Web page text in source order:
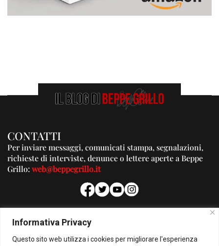
Informativa Privacy
Questo sito web utilizza i cookies per migliorare l'esperienza
CONTATTI
Per inviare messaggi, comunicati stampa, segnalazioni,
richieste di interviste, denunce o lettere aperte a Beppe
Grillo:web@beppegrillo.it
PUBBLICITA'
Per la tua pubblicità su questo Blog:
pubblicita@beppegrillo.it